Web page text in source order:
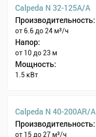
Calpeda N 32-125A/A
Производительность:
от 6.6 до 24 м³/ч
Напор:
от 10 до 23 м
Мощность:
1.5 кВт
Calpeda N 40-200AR/A
Производительность:
от 15 до 27 м³/ч